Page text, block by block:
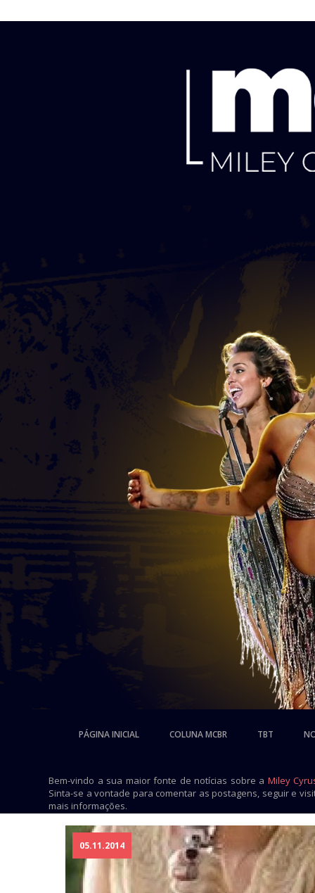
PÁGINA INICIAL COLUNA MCBR TBT
Bem-vindo a sua maior fonte de notícias sobre a Miley
Sinta-se a vontade para comentar as postagens, seguir e
mais informações.
05.11.2014